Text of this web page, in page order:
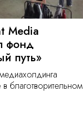
Media
фонд
путь»
в благотворительном